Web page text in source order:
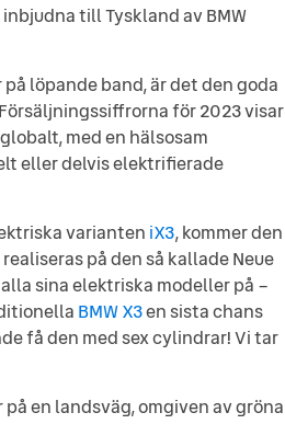
till Tyskland av BMW
löpande band, är det den goda
för 2023 visar
med en hälsosam
eller delvis elektrifierade
varianten iX3, kommer den
på den så kallade Neue
sina elektriska modeller på –
BMW X3en sista chans
få den med sex cylindrar! Vi tar